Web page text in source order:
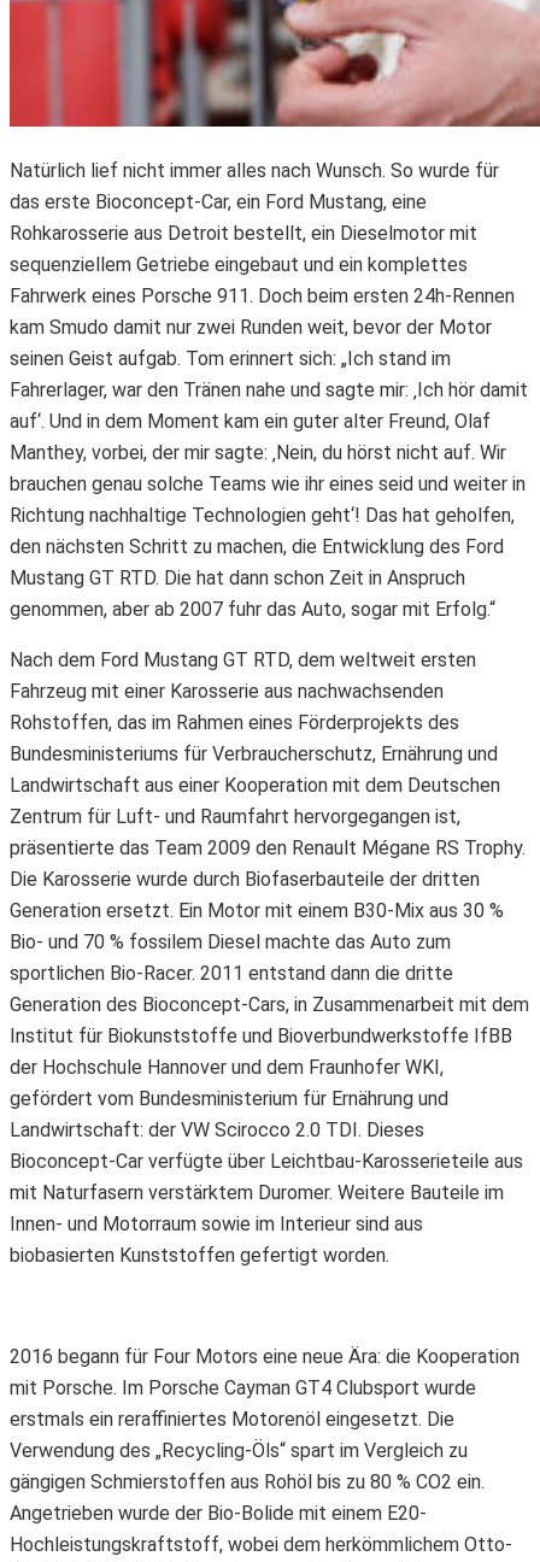
Natürlich lief nicht immer alles nach Wunsch. So wurde für
das erste Bioconcept-Car, ein Ford Mustang, eine
Rohkarosserie aus Detroit bestellt, ein Dieselmotor mit
sequenziellem Getriebe eingebaut und ein komplettes
Fahrwerk eines Porsche 911. Doch beim ersten 24h-Rennen
kam Smudo damit nur zwei Runden weit, bevor der Motor
seinen Geist aufgab. Tom erinnert sich: „Ich stand im
Fahrerlager, war den Tränen nahe und sagte mir: ‚Ich hör damit
auf‘. Und in dem Moment kam ein guter alter Freund, Olaf
Manthey, vorbei, der mir sagte: ‚Nein, du hörst nicht auf. Wir
brauchen genau solche Teams wie ihr eines seid und weiter in
Richtung nachhaltige Technologien geht‘! Das hat geholfen,
den nächsten Schritt zu machen, die Entwicklung des Ford
Mustang GT RTD. Die hat dann schon Zeit in Anspruch
genommen, aber ab 2007 fuhr das Auto, sogar mit Erfolg.“
Nach dem Ford Mustang GT RTD, dem weltweit ersten
Fahrzeug mit einer Karosserie aus nachwachsenden
Rohstoffen, das im Rahmen eines Förderprojekts des
Bundesministeriums für Verbraucherschutz, Ernährung und
Landwirtschaft aus einer Kooperation mit dem Deutschen
Zentrum für Luft- und Raumfahrt hervorgegangen ist,
präsentierte das Team 2009 den Renault Mégane RS Trophy.
Die Karosserie wurde durch Biofaserbauteile der dritten
Generation ersetzt. Ein Motor mit einem B30-Mix aus 30 %
Bio- und 70 % fossilem Diesel machte das Auto zum
sportlichen Bio-Racer. 2011 entstand dann die dritte
Generation des Bioconcept-Cars, in Zusammenarbeit mit dem
Institut für Biokunststoffe und Bioverbundwerkstoffe IfBB
der Hochschule Hannover und dem Fraunhofer WKI,
gefördert vom Bundesministerium für Ernährung und
Landwirtschaft: der VW Scirocco 2.0 TDI. Dieses
Bioconcept-Car verfügte über Leichtbau-Karosserieteile aus
mit Naturfasern verstärktem Duromer. Weitere Bauteile im
Innen- und Motorraum sowie im Interieur sind aus
biobasierten Kunststoffen gefertigt worden.
2016 begann für Four Motors eine neue Ära: die Kooperation
mit Porsche. Im Porsche Cayman GT4 Clubsport wurde
erstmals ein reraffiniertes Motorenöl eingesetzt. Die
Verwendung des „Recycling-Öls“ spart im Vergleich zu
gängigen Schmierstoffen aus Rohöl bis zu 80 % CO2 ein.
Angetrieben wurde der Bio-Bolide mit einem E20-
Hochleistungskraftstoff, wobei dem herkömmlichem Otto-